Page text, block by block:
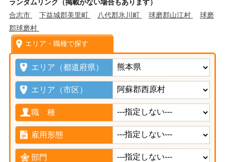
ランダムリンク（掲載がない場合もあります）
合志市
下益城郡美里町 八代郡氷川町 球磨郡山江村
球磨
郡球磨村
エリア・職種で探す
エリア（都道府県）
エリア（市区）
職 種
雇用形態
部門